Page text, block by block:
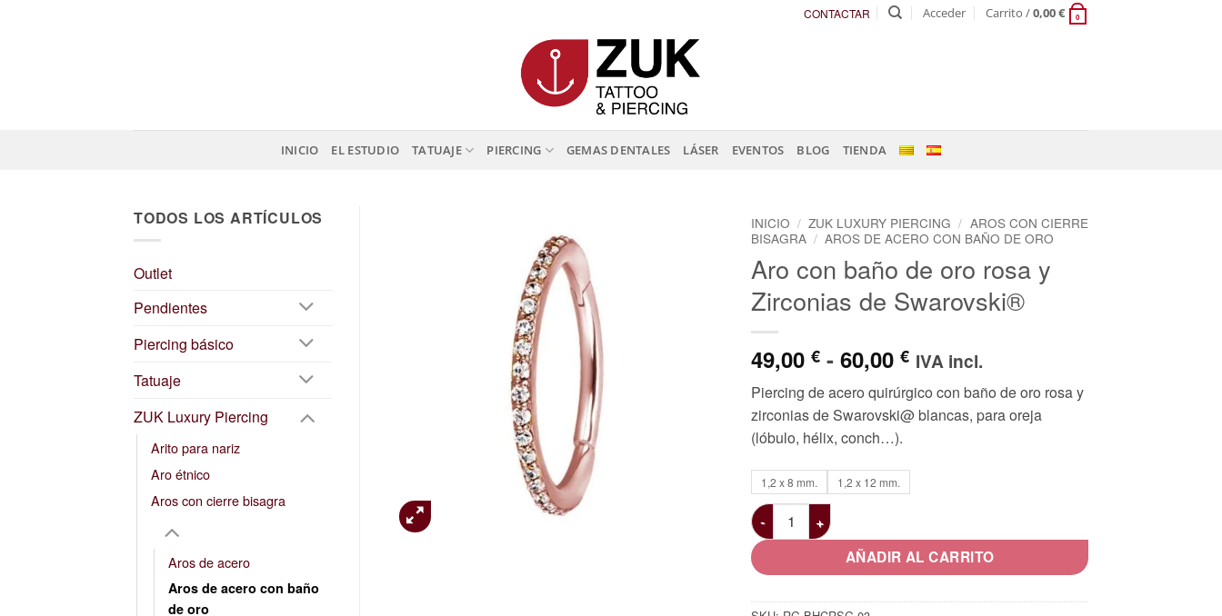
CONTACTAR Acceder Carrito /0,00€ 0
INICIO EL ESTUDIO TATUAJE PIERCING GEMAS DENTALES LÁSER EVENTOS BLOG TIENDA
TODOS LOS ARTÍCULOS
Outlet
Pendientes
Piercing básico
Tatuaje
ZUK Luxury Piercing
Arito para nariz
Aro étnico
Aros con cierre bisagra
Aros de acero
Aros de acero con baño
de oro
INICIO / ZUK LUXURY PIERCING / AROS CON CIERRE
BISAGRA / AROS DE ACERO CON BAÑO DE ORO
Aro con baño de oro rosa y
Zirconias de Swarovski®
49,00€ - 60,00€Rango
precios:
desde
hasta
60,00 €
IVA incl.
Piercing de acero quirúrgico con baño de oro rosa y
zirconias de Swarovski@ blancas, para oreja
(lóbulo, hélix, conch…).
1,2 x 8 mm. 1,2 x 12 mm.
Aro con baño de oro rosa y Zirconias de Swarovski® cantidad
AÑADIR AL CARRITO